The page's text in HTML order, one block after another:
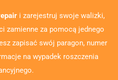
i zarejestruj swoje walizki,
zamienne za pomocą jednego
zapisać swój paragon, numer
na wypadek roszczenia